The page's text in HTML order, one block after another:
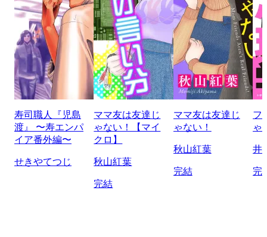
寿司職人『児島
渡』 〜寿エンパ
イア番外編〜
せきやてつじ
ママ友は友達じ
ゃない！【マイ
クロ】
秋山紅葉
完結
ママ友は友達じ
ゃない！
秋山紅葉
完結
フ
ゃ
井
完